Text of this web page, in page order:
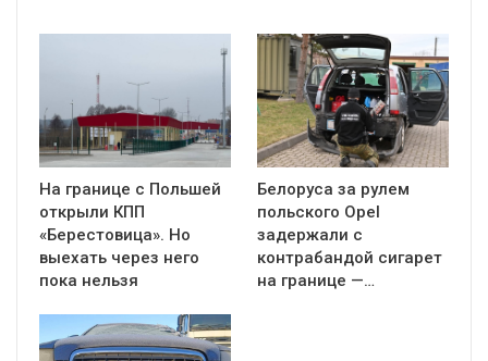
На границе с Польшей
открыли КПП
«Берестовица». Но
выехать через него
пока нельзя
Белоруса за рулем
польского Opel
задержали с
контрабандой сигарет
на границе —…